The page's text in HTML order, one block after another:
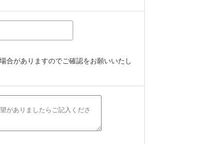
合がありますのでご確認をお願いいたし